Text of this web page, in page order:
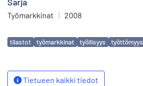
Työmarkkinat | 2008
Avainsanat
tilastot työmarkkinat työllisyys työttömyys
Tietueen kaikki tiedot